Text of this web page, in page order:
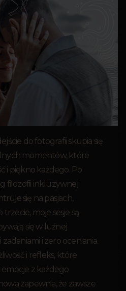
do fotografii skupia się
momentów, które
i piękno każdego. Po
filozofii inkluzywnej
się na pasjach,
trzecie, moje sesje są
się w luźnej
i zero oceniania.
i refleks, które
emocje z każdego
zapewnia, że zawsze